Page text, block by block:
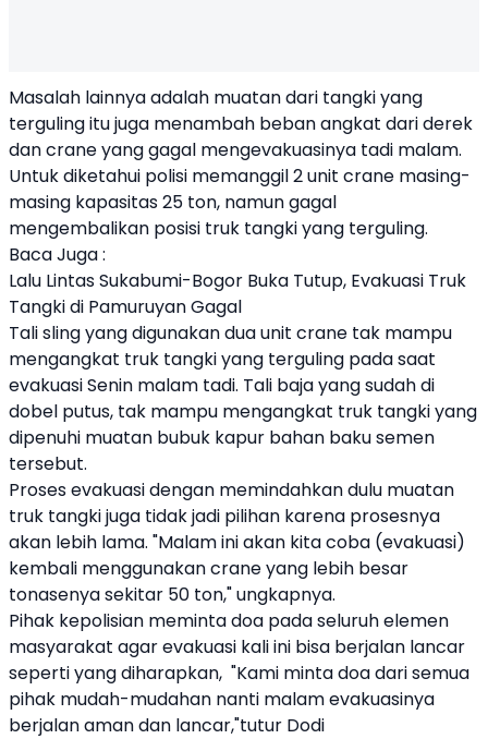
Masalah lainnya adalah muatan dari tangki yang
terguling itu juga menambah beban angkat dari derek
dan crane yang gagal mengevakuasinya tadi malam.
Untuk diketahui polisi memanggil 2 unit crane masing-
masing kapasitas 25 ton, namun gagal
mengembalikan posisi truk tangki yang terguling.
Baca Juga :
Lalu Lintas Sukabumi-Bogor Buka Tutup, Evakuasi Truk
Tangki di Pamuruyan Gagal
Tali sling yang digunakan dua unit crane tak mampu
mengangkat truk tangki yang terguling pada saat
evakuasi Senin malam tadi. Tali baja yang sudah di
dobel putus, tak mampu mengangkat truk tangki yang
dipenuhi muatan bubuk kapur bahan baku semen
tersebut.
Proses evakuasi dengan memindahkan dulu muatan
truk tangki juga tidak jadi pilihan karena prosesnya
akan lebih lama. "Malam ini akan kita coba (evakuasi)
kembali menggunakan crane yang lebih besar
tonasenya sekitar 50 ton," ungkapnya.
Pihak kepolisian meminta doa pada seluruh elemen
masyarakat agar evakuasi kali ini bisa berjalan lancar
seperti yang diharapkan, "Kami minta doa dari semua
pihak mudah-mudahan nanti malam evakuasinya
berjalan aman dan lancar,"tutur Dodi